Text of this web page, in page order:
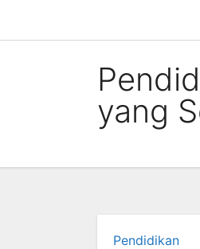
yang
Pendidikan